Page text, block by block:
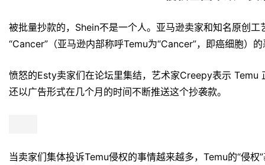
被批量抄款的，Shein不是一个人。亚马逊卖家和知名原创
“Cancer”（亚马逊内部称呼Temu为“Cancer”，即癌细胞）
愤怒的Esty卖家们在论坛里集结，艺术家Creepy表示 Temu
还以广告形式在几个月的时间不断推送这个抄袭款。
当卖家们集体投诉Temu侵权的事情越来越多，Temu的“侵